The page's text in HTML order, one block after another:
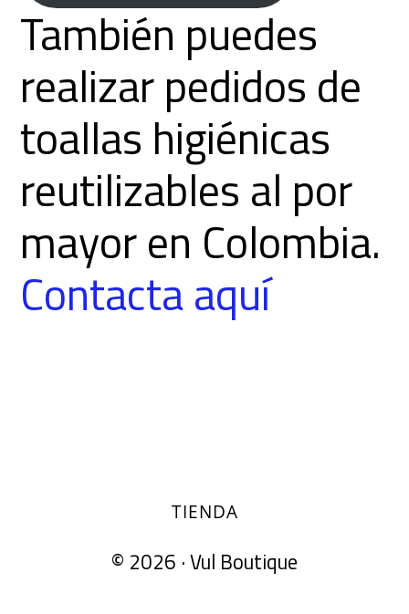
También puedes
realizar pedidos de
toallas higiénicas
reutilizables al por
mayor en Colombia.
Contacta aquí
TIENDA
© 2026 ·Vul Boutique